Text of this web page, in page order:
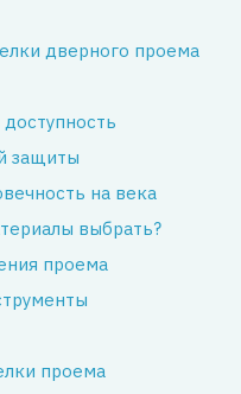
дверного проема
защиты
на века
выбрать?
проема
проема